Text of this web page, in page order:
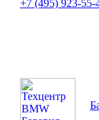
+7 (495) 923-55-